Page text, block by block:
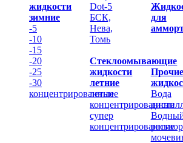
жидкости
зимние
-5
-10
-15
-20
-25
-30
концентрированные
Dot-5
БСК,
Нева,
Томь
Стеклоомывающие
жидкости
летние
летние
концентрированные
супер
концентрированные
для
Прочие
Вода
раствор